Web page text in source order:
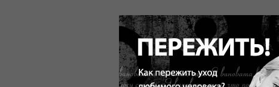
За 50 минут Вы можете оценить